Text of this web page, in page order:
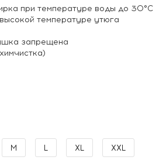
при температуре воды до 30°C
температуре утюга
запрещена
M L XL XXL